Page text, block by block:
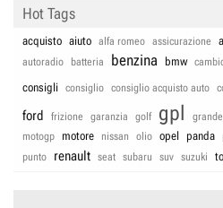
Hot Tags
acquisto aiuto alfa romeo assicurazione
autoradio
batteria benzina bmw
consigli consiglio consiglio acquisto auto
ford frizione garanzia golf gpl
motogp
motore nissan olio opel panda
punto
renault seat subaru suv suzuki